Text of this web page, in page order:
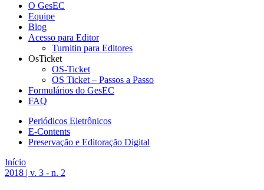
O GesEC
Equipe
Blog
Acesso para Editor
Turnitin para Editores
OsTicket
OS-Ticket
OS Ticket – Passos a Passo
Formulários do GesEC
FAQ
Periódicos Eletrônicos
E-Contents
Preservação e Editoração Digital
Início
2018 | v. 3 - n. 2